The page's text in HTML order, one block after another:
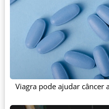
Viagra pode ajudar câncer